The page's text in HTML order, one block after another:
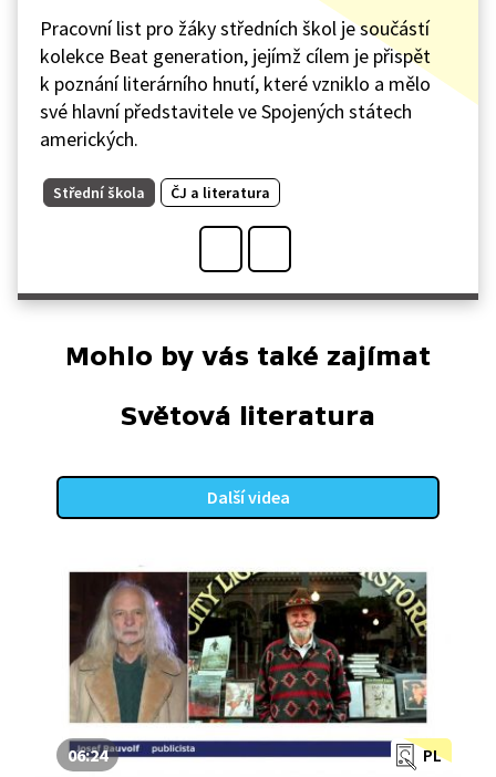
Pracovní list pro žáky středních škol je součástí
kolekce Beat generation, jejímž cílem je přispět
k poznání literárního hnutí, které vzniklo a mělo
své hlavní představitele ve Spojených státech
amerických.
Střední škola ČJ a literatura
Mohlo by vás také zajímat
Světová literatura
Další videa
PL
06:24